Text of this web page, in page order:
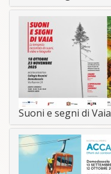
Suoni e segni di Vaia